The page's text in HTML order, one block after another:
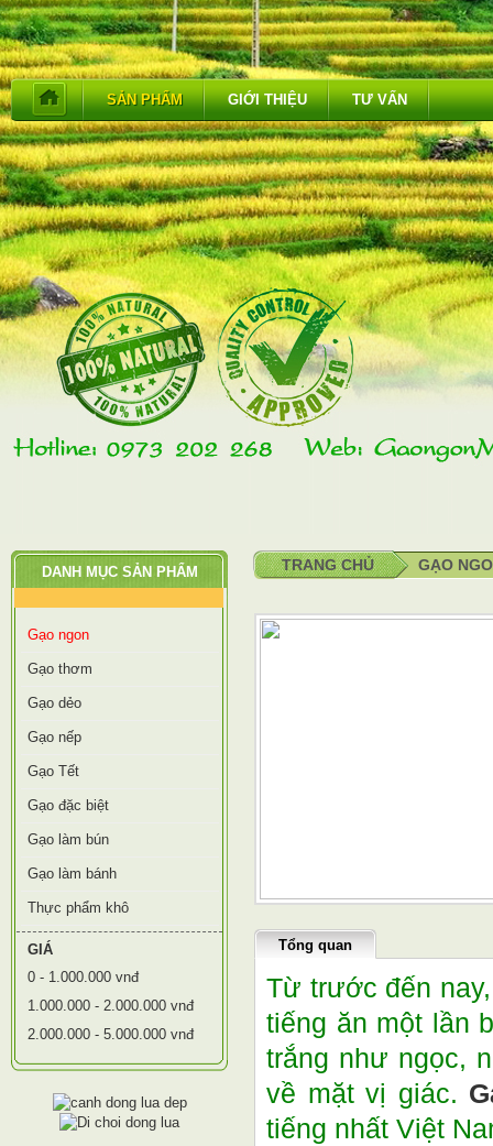
SẢN PHẨM GIỚI THIỆU TƯ VẤN
DANH MỤC SẢN PHẨM
Gạo ngon
Gạo thơm
Gạo dẻo
Gạo nếp
Gạo Tết
Gạo đặc biệt
Gạo làm bún
Gạo làm bánh
Thực phẩm khô
GIÁ
0 - 1.000.000 vnđ
1.000.000 - 2.000.000 vnđ
2.000.000 - 5.000.000 vnđ
TRANG CHỦ GẠO
Tổng quan
Từ trước đến
tiếng ăn một lần
trắng như ngọc,
về mặt vị giác.
tiếng nhất Việt